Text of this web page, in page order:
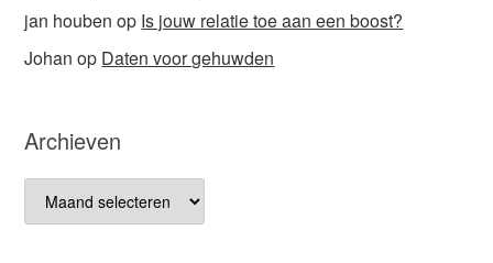
jan houben op Is jouw relatie toe aan een boost?
Johan op Daten voor gehuwden
Archieven
Archieven